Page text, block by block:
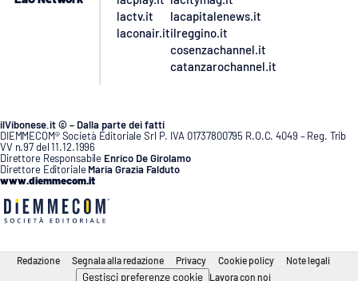
lactv.it
laconair.it
lacapitalenews.it
ilreggino.it
cosenzachannel.it
catanzarochannel.it
ilVibonese.it © – Dalla parte dei fatti
DIEMMECOM® Società Editoriale Srl P. IVA 01737800795 R.O.C. 4049 – Reg. Trib
VV n.97 del 11.12.1996
Direttore Responsabile Enrico De Girolamo
Direttore Editoriale Maria Grazia Falduto
www.diemmecom.it
Redazione Segnala alla redazione Privacy Cookie policy Note legali
Gestisci preferenze cookie Lavora con noi